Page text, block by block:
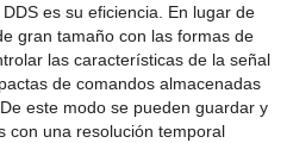
es su eficiencia. En lugar de
gran tamaño con las formas de
las características de la señal
de comandos almacenadas
este modo se pueden guardar y
con una resolución temporal